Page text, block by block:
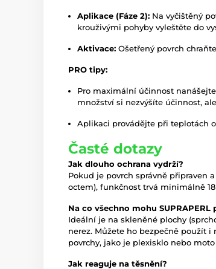
Aplikace (Fáze 2): Na vyčištěný
krouživými pohyby vyleštěte do
Aktivace: Ošetřený povrch
PRO tipy:
Pro maximální účinnost
množství si nezvýšíte účinnost,
Aplikaci provádějte při teplotách od
Časté dotazy
Jak dlouho ochrana vydrží?
Pokud je povrch správně připraven
octem), funkčnost trvá minimálně
Na co všechno mohu SUPRAPERL
Ideální je na skleněné plochy
nerez. Můžete ho bezpečně použít
povrchy, jako je plexisklo nebo
Jak reaguje na těsnění?